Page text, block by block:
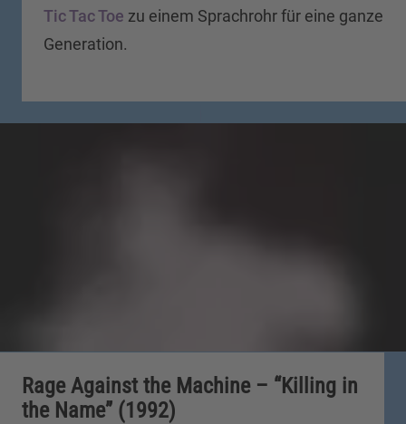
Tic Tac Toe zu einem Sprachrohr für eine ganze
Generation.
Rage Against the Machine – “Killing in
the Name” (1992)